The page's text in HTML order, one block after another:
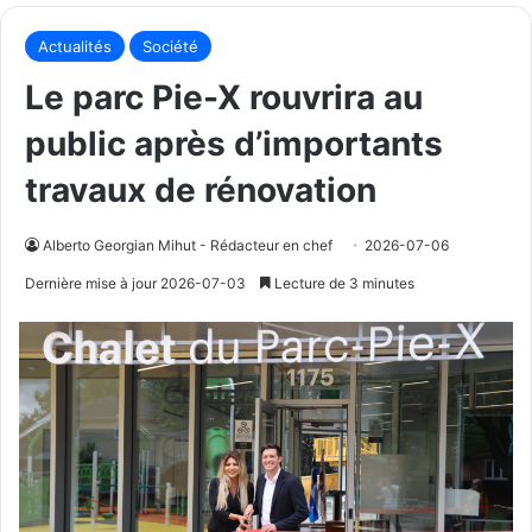
Actualités Société
Le parc Pie-X rouvrira au
public après d’importants
travaux de rénovation
Alberto Georgian Mihut - Rédacteur en chef 2026-07-06
Dernière mise à jour 2026-07-03 Lecture de 3 minutes